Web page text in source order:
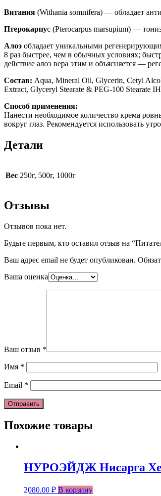
Витания (Withania somnifera) — обладает
Птерокарпус (Pterocarpus marsupium) —
Алоэ обладает уникальными
8 раз быстрее, чем в обычных условиях;
действие алоэ вера этим и объясняется —
Состав: Aqua, Mineral Oil, Glycerin, Cetyl
Extract, Glyceryl Stearate & PEG-100 Stearate
Способ применения:
Нанести необходимое количество крема
вокруг глаз. Рекомендуется использовать
Детали
Вес 250г, 500г, 1000г
Отзывы
Отзывов пока нет.
Будьте первым, кто оставил отзыв на
Ваш адрес email не будет опубликован.
Ваша оценка
Ваш отзыв *
Имя *
Email *
Похожие товары
НУРОЭЙДЖ Нисарга
2080.00 ₽ В корзину